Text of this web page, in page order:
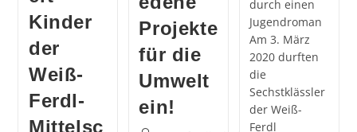
Kinder
der
Weiß-
Ferdl-
Mittelsc
Projekte
für die
Umwelt
ein!
durch einen
Jugendroman
Am 3. März
2020 durften
die
Sechstklässler
der Weiß-
Ferdl